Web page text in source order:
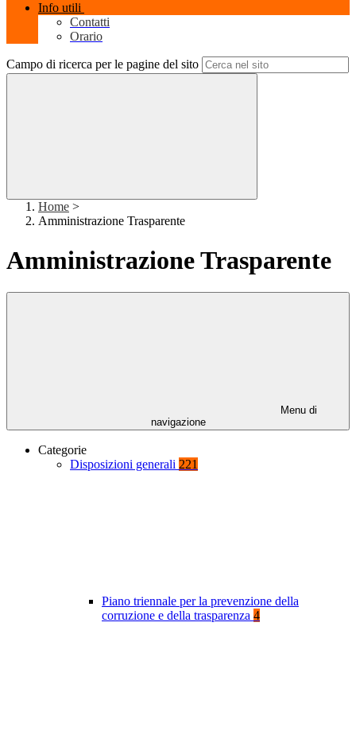
Info utili
Contatti
Orario
Campo di ricerca per le pagine del sito
Home >
Amministrazione Trasparente
Amministrazione Trasparente
Menu di
navigazione
Categorie
Disposizioni generali 221
Piano triennale per la prevenzione della
corruzione e della trasparenza 4